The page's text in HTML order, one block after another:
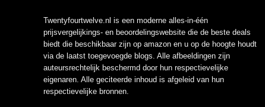
Twentyfourtwelve.nl is een moderne alles-in-één
prijsvergelijkings- en beoordelingswebsite die de beste deals
biedt die beschikbaar zijn op amazon en u op de hoogte houdt
via de laatst toegevoegde blogs. Alle afbeeldingen zijn
auteursrechtelijk beschermd door hun respectievelijke
eigenaren. Alle geciteerde inhoud is afgeleid van hun
respectievelijke bronnen.